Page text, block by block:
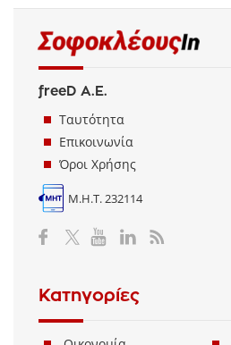
freeD Α.Ε.
Ταυτότητα
Επικοινωνία
Όροι Χρήσης
Μ.Η.Τ. 232114
Κατηγορίες